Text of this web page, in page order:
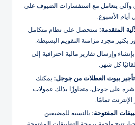
وآلي يتعامل مع استفسارات الضيوف على
الأسبوع.
المتقدمة: ستحصل على نظام متكامل
بكثير مجرد مزامنة التقويم البسيطة.
وإرسال تقارير مالية احترافية إلى
كل شهر.
بيوت العطلات من جوجل: يمكنك
على جوجل، متجاوزًا بذلك عمولات
تمامًا.
المفتوحة: بالنسبة للمضيفين
تتيح واجهة برمجة التطبيقات المفتوحة